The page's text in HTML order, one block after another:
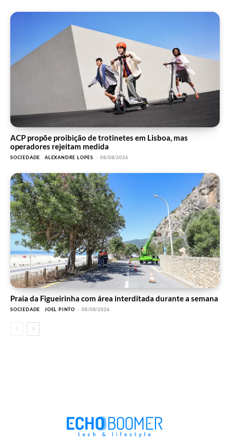
ACP propõe proibição de trotinetes em Lisboa, mas
operadores rejeitam medida
SOCIEDADE ALEXANDRE LOPES - 08/08/2026
Praia da Figueirinha com área interditada durante a semana
SOCIEDADE JOEL PINTO - 08/08/2026